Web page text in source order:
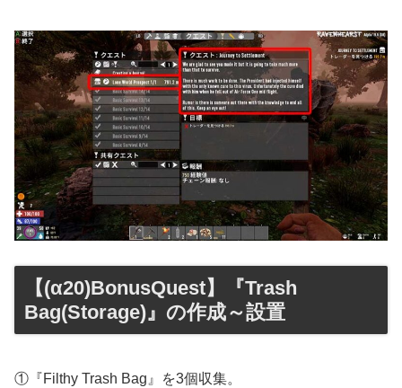
【(α20)BonusQuest】『Trash
Bag(Storage)』の作成～設置
①『Filthy Trash Bag』を3個収集。